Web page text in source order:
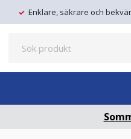
Enklare, säkrare och